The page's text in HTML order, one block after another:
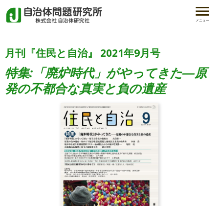
メニュー
月刊『住民と自治』 2021年9月号
特集:「廃炉時代」がやってきた―原
発の不都合な真実と負の遺産